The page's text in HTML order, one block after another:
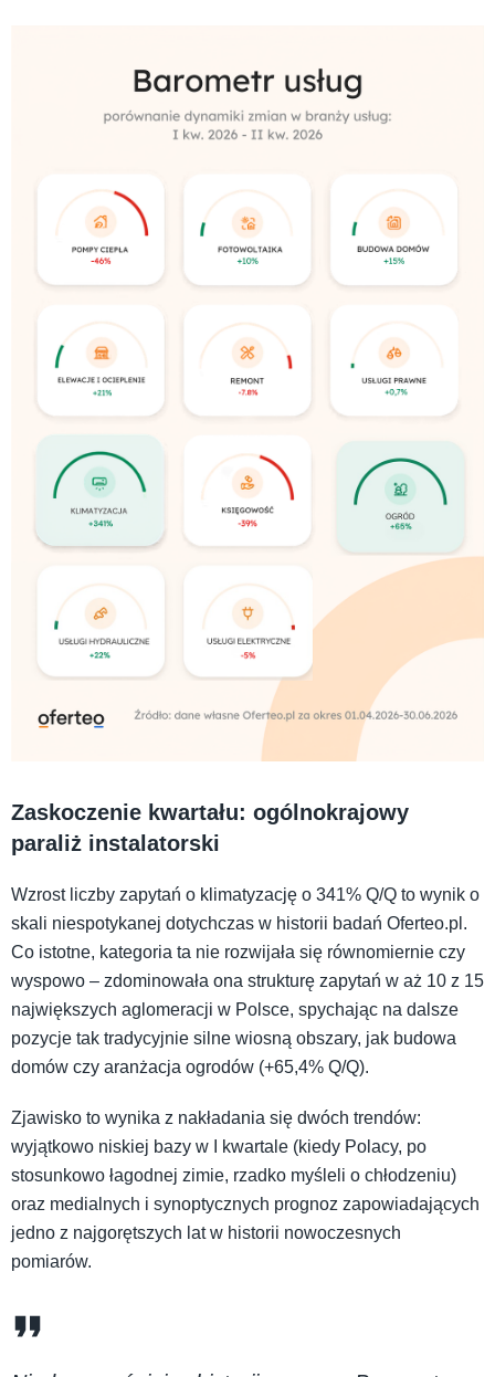
Zaskoczenie kwartału: ogólnokrajowy
paraliż instalatorski
Wzrost liczby zapytań o klimatyzację o 341% Q/Q to wynik o
skali niespotykanej dotychczas w historii badań Oferteo.pl.
Co istotne, kategoria ta nie rozwijała się równomiernie czy
wyspowo – zdominowała ona strukturę zapytań w aż 10 z 15
największych aglomeracji w Polsce, spychając na dalsze
pozycje tak tradycyjnie silne wiosną obszary, jak budowa
domów czy aranżacja ogrodów (+65,4% Q/Q).
Zjawisko to wynika z nakładania się dwóch trendów:
wyjątkowo niskiej bazy w I kwartale (kiedy Polacy, po
stosunkowo łagodnej zimie, rzadko myśleli o chłodzeniu)
oraz medialnych i synoptycznych prognoz zapowiadających
jedno z najgorętszych lat w historii nowoczesnych
pomiarów.